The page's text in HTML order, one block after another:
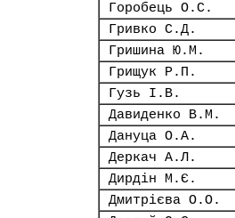
Горобець О.С.
Гривко С.Д.
Гришина Ю.М.
Грищук Р.П.
Гузь І.В.
Давиденко В.М.
Дануца О.А.
Деркач А.Л.
Дирдін М.Є.
Дмитрієва О.О.